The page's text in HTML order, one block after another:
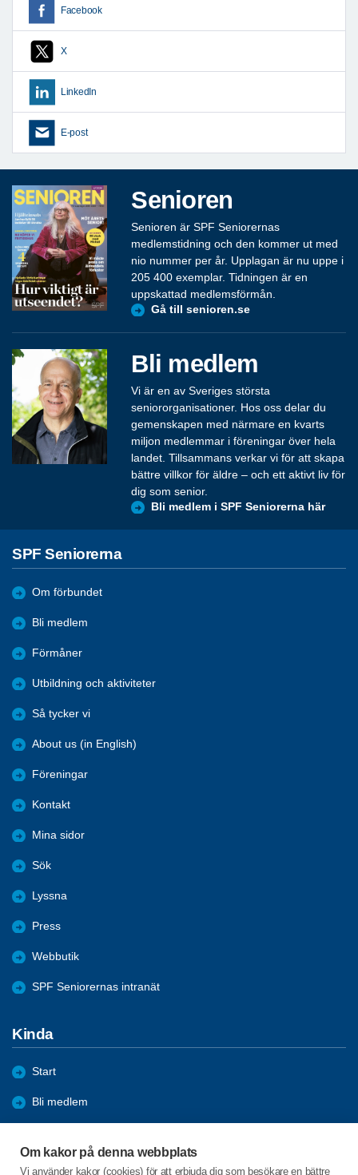
Om kakor på denna webbplats
Vi använder kakor (cookies) för att erbjuda dig som besökare en bättre
Facebook
X
LinkedIn
E-post
Senioren
Senioren är SPF Seniorernas
medlemstidning och den kommer ut med
nio nummer per år. Upplagan är nu uppe i
205 400 exemplar. Tidningen är en
uppskattad medlemsförmån.
Gå till senioren.se
Bli medlem
Vi är en av Sveriges största
seniororganisationer. Hos oss delar du
gemenskapen med närmare en kvarts
miljon medlemmar i föreningar över hela
landet. Tillsammans verkar vi för att skapa
bättre villkor för äldre – och ett aktivt liv för
dig som senior.
Bli medlem i SPF Seniorerna här
SPF Seniorerna
Om förbundet
Bli medlem
Förmåner
Utbildning och aktiviteter
Så tycker vi
About us (in English)
Föreningar
Kontakt
Mina sidor
Sök
Lyssna
Press
Webbutik
SPF Seniorernas intranät
Kinda
Start
Bli medlem
Aktiviteter